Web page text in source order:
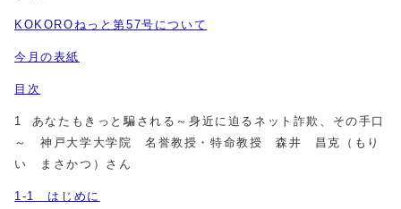
KOKOROねっと第57号について
今月の表紙
目次
1 あなたもきっと騙される～身近に迫るネット詐欺、その手口
～ 神戸大学大学院 名誉教授・特命教授 森井 昌克（もり
い まさかつ）さん
1-1 はじめに